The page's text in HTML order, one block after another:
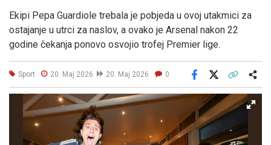
Ekipi Pepa Guardiole trebala je pobjeda u ovoj utakmici za
ostajanje u utrci za naslov, a ovako je Arsenal nakon 22
godine čekanja ponovo osvojio trofej Premier lige.
Sport 20. Maj 2026 20. Maj 2026 0
Facebook